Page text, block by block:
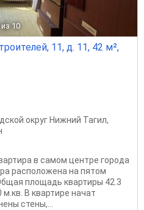
из 10
11, д. 11, 42 м²,
округ Нижний Тагил,
в самом центре города
расположена на пятом
площадь квартиры 42.3
В квартире начат
стены,...